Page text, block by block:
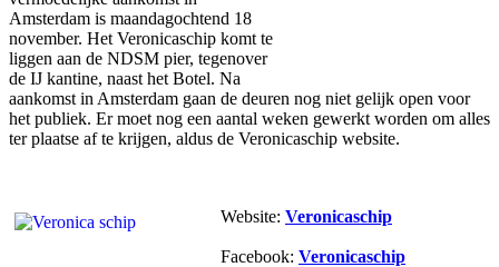
Amsterdam is maandagochtend 18
november. Het Veronicaschip komt te
liggen aan de NDSM pier, tegenover
de IJ kantine, naast het Botel. Na
aankomst in Amsterdam gaan de deuren nog niet gelijk open voor
het publiek. Er moet nog een aantal weken gewerkt worden om alles
ter plaatse af te krijgen, aldus de Veronicaschip website.
Website: Veronicaschip
Facebook: Veronicaschip